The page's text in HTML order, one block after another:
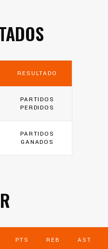
RESULTADO
PARTIDOS
PERDIDOS
PARTIDOS
GANADOS
PTS REB AST